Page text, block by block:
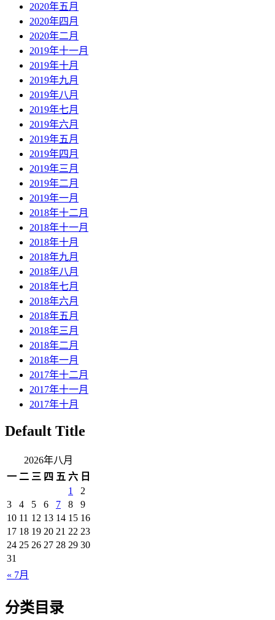
2020年五月
2020年四月
2020年二月
2019年十一月
2019年十月
2019年九月
2019年八月
2019年七月
2019年六月
2019年五月
2019年四月
2019年三月
2019年二月
2019年一月
2018年十二月
2018年十一月
2018年十月
2018年九月
2018年八月
2018年七月
2018年六月
2018年五月
2018年三月
2018年二月
2018年一月
2017年十二月
2017年十一月
2017年十月
Default Title
2026年八月
一 二 三 四 五 六 日
« 7月
1
2
3
4 5 6 7 8
9
10 11 12 13 14 15 16
17 18 19 20 21 22 23
24 25 26 27 28 29 30
31
分类目录